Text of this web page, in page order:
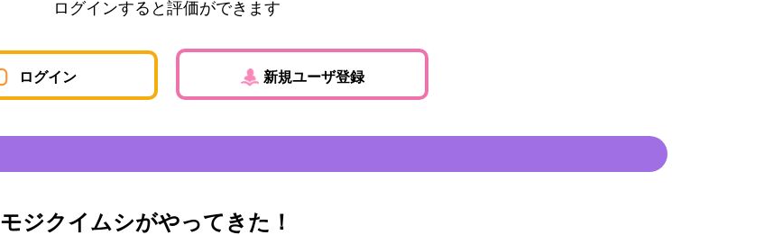
ログインすると評価ができます
ログイン 新規ユーザ登録
モジクイムシがやってきた！